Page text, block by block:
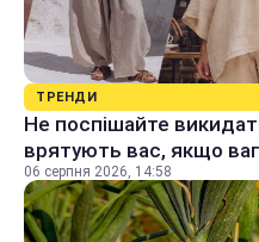
ТРЕНДИ
Не поспішайте
врятують вас, якщо
06 серпня 2026, 14:58